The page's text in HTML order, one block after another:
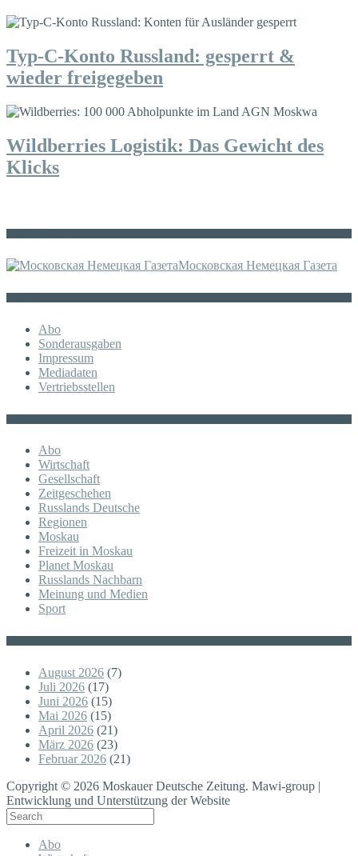
Typ-C-Konto Russland: gesperrt &
wieder freigegeben
Wildberries Logistik: Das Gewicht des
Klicks
Московская Немецкая Газета
Abo
Sonderausgaben
Impressum
Mediadaten
Vertriebsstellen
Abo
Wirtschaft
Gesellschaft
Zeitgeschehen
Russlands Deutsche
Regionen
Moskau
Freizeit in Moskau
Planet Moskau
Russlands Nachbarn
Meinung und Medien
Sport
August 2026 (7)
Juli 2026 (17)
Juni 2026 (15)
Mai 2026 (15)
April 2026 (21)
März 2026 (23)
Februar 2026 (21)
Copyright © 2026 Moskauer Deutsche Zeitung. Mawi-group |
Entwicklung und Unterstützung der Website
Abo